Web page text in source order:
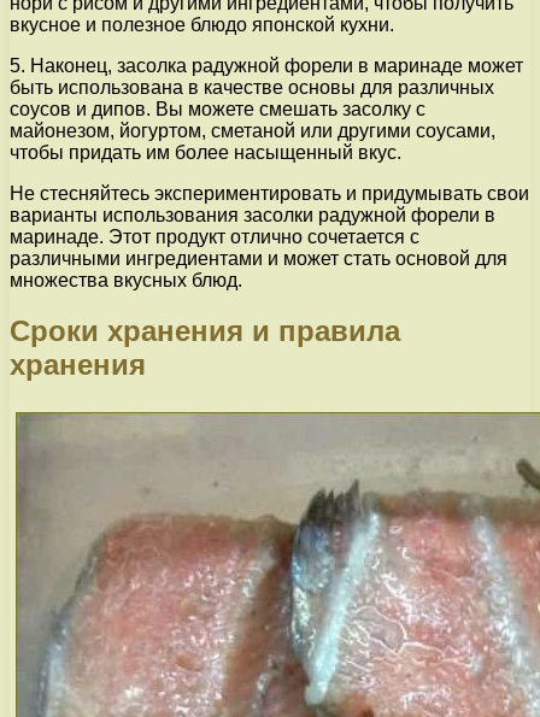
вкусное и полезное блюдо японской кухни.
5. Наконец, засолка радужной форели в маринаде может
быть использована в качестве основы для различных
соусов и дипов. Вы можете смешать засолку с
майонезом, йогуртом, сметаной или другими соусами,
чтобы придать им более насыщенный вкус.
Не стесняйтесь экспериментировать и придумывать свои
варианты использования засолки радужной форели в
маринаде. Этот продукт отлично сочетается с
различными ингредиентами и может стать основой для
множества вкусных блюд.
Сроки хранения и правила
хранения